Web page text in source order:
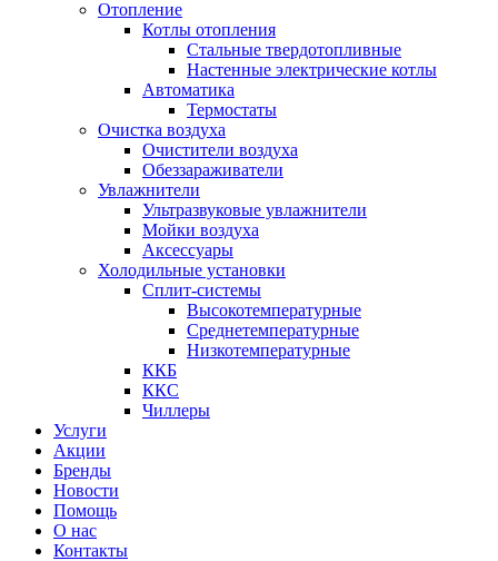
Отопление
Котлы отопления
Стальные твердотопливные
Настенные электрические котлы
Автоматика
Термостаты
Очистка воздуха
Очистители воздуха
Обеззараживатели
Увлажнители
Ультразвуковые увлажнители
Мойки воздуха
Аксессуары
Холодильные установки
Сплит-системы
Высокотемпературные
Среднетемпературные
Низкотемпературные
ККБ
ККС
Чиллеры
Услуги
Акции
Бренды
Новости
Помощь
О нас
Контакты